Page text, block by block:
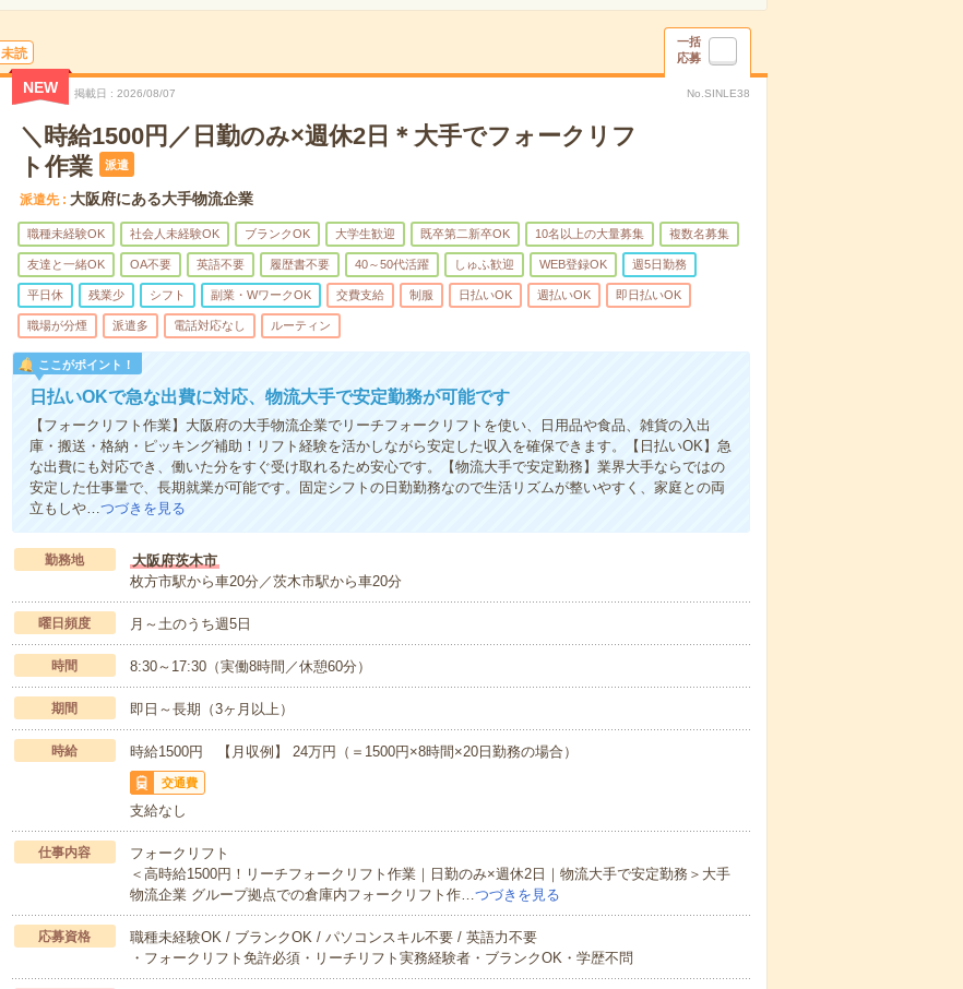
未読
一括
応募
NEW 掲載日 2026/08/07 No.SINLE38
＼時給1500円／日勤のみ×週休2日＊大手でフォークリフ
ト作業
派遣
派遣先 大阪府にある大手物流企業
職種未経験OK 社会人未経験OK ブランクOK 大学生歓迎 既卒第二新卒OK 10名以上の大量募集 複数名募集
友達と一緒OK OA不要 英語不要 履歴書不要 40～50代活躍 しゅふ歓迎 WEB登録OK 週5日勤務
平日休 残業少 シフト 副業・WワークOK 交費支給 制服 日払いOK 週払いOK 即日払いOK
職場が分煙 派遣多 電話対応なし ルーティン
ここがポイント！
日払いOKで急な出費に対応、物流大手で安定勤務が可能です
【フォークリフト作業】大阪府の大手物流企業でリーチフォークリフトを使い、日用品や食品、雑貨の入出
庫・搬送・格納・ピッキング補助！リフト経験を活かしながら安定した収入を確保できます。【日払いOK】急
な出費にも対応でき、働いた分をすぐ受け取れるため安心です。【物流大手で安定勤務】業界大手ならではの
安定した仕事量で、長期就業が可能です。固定シフトの日勤勤務なので生活リズムが整いやすく、家庭との両
立もしや…つづきを見る
勤務地
大阪府茨木市
枚方市駅から車20分／茨木市駅から車20分
曜日頻度 月～土のうち週5日
時間 8:30～17:30（実働8時間／休憩60分）
期間 即日～長期（3ヶ月以上）
時給 時給1500円 【月収例】 24万円（＝1500円×8時間×20日勤務の場合）
交通費
支給なし
仕事内容
フォークリフト
＜高時給1500円！リーチフォークリフト作業｜日勤のみ×週休2日｜物流大手で安定勤務＞大手
物流企業 グループ拠点での倉庫内フォークリフト作…つづきを見る
応募資格
職種未経験OK / ブランクOK / パソコンスキル不要 / 英語力不要
・フォークリフト免許必須・リーチリフト実務経験者・ブランクOK・学歴不問